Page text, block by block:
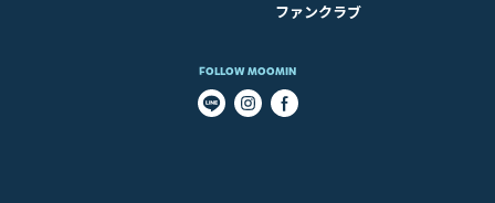
ファンクラブ
FOLLOW MOOMIN